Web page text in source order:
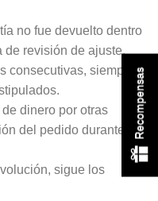
no fue devuelto dentro
de revisión de ajuste.
consecutivas, siempre
dinero por otras
del pedido durante la
sigue los
Recompensas